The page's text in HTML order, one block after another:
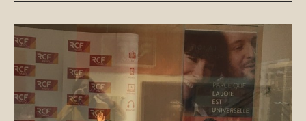
Voix
d’enfants